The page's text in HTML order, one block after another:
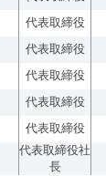
代表取締役
代表取締役
代表取締役
代表取締役
代表取締役
代表取締役社
長